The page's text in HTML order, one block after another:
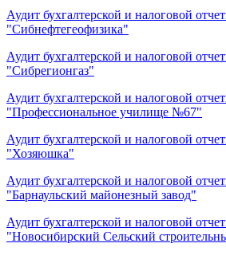
Аудит бухгалтерской и налоговой
"Сибнефтегеофизика"
Аудит бухгалтерской и налоговой
"Сибрегионгаз"
Аудит бухгалтерской и налоговой
"Профессиональное училище №67"
Аудит бухгалтерской и налоговой
"Хозяюшка"
Аудит бухгалтерской и налоговой
"Барнаульский майонезный завод"
Аудит бухгалтерской и налоговой
"Новосибирский Сельский